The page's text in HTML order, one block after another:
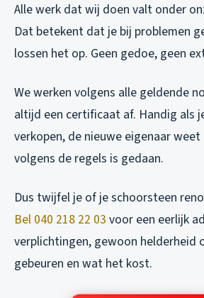
Alle werk dat wij doen valt onder
Dat betekent dat je bij problemen
lossen het op. Geen gedoe, geen
We werken volgens alle geldende
altijd een certificaat af. Handig als
verkopen, de nieuwe eigenaar
volgens de regels is gedaan.
Dus twijfel je of je schoorsteen
Bel 040 218 22 03 voor een eerlijk
verplichtingen, gewoon helderheid
gebeuren en wat het kost.